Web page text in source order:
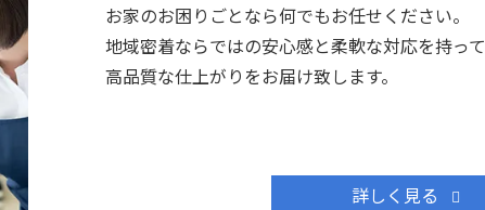
お家のお困りごとなら何でもお任せください。
地域密着ならではの安心感と柔軟な対応を持って
高品質な仕上がりをお届け致します。
詳しく見る